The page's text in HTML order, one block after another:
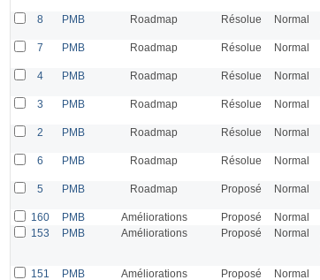
8 PMB Roadmap Résolue Normal
7 PMB Roadmap Résolue Normal
4 PMB Roadmap Résolue Normal
3 PMB Roadmap Résolue Normal
2 PMB Roadmap Résolue Normal
6 PMB Roadmap Résolue Normal
5 PMB Roadmap Proposé Normal
160 PMB Améliorations Proposé Normal
153
PMB Améliorations Proposé Normal
151 PMB Améliorations Proposé Normal